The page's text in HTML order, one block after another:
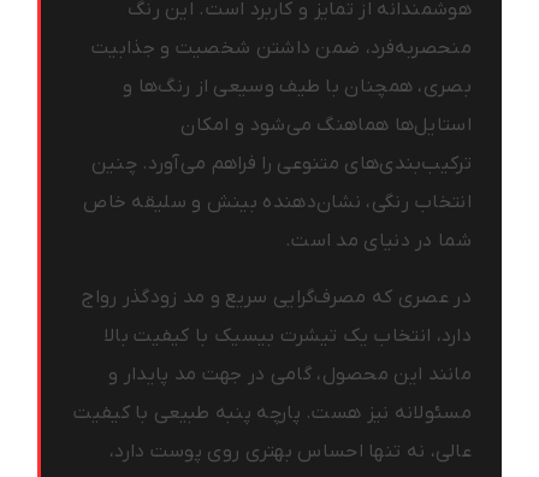
هوشمندانه از تمایز و کاربرد است. این رنگ
منحصربه‌فرد، ضمن داشتن شخصیت و جذابیت
بصری، همچنان با طیف وسیعی از رنگ‌ها و
استایل‌ها هماهنگ می‌شود و امکان
ترکیب‌بندی‌های متنوعی را فراهم می‌آورد. چنین
انتخاب رنگی، نشان‌دهنده بینش و سلیقه خاص
شما در دنیای مد است.
در عصری که مصرف‌گرایی سریع و مد زودگذر رواج
دارد، انتخاب یک تیشرت بیسیک با کیفیت بالا
مانند این محصول، گامی در جهت مد پایدار و
مسئولانه نیز هست. پارچه پنبه طبیعی با کیفیت
عالی، نه تنها احساس بهتری روی پوست دارد،